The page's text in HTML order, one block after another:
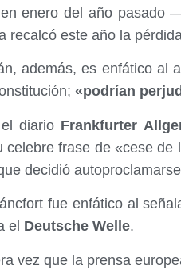
enero del año pasado
recalcó este año la
además, es enfático al
«podrían
diario Frankfurter
celebre frase de «cese
decidió
fue enfático al
el Deutsche Welle.
vez que la prensa